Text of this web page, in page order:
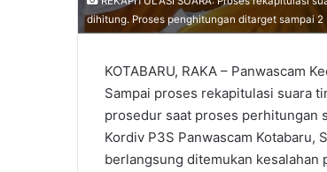
dihitung. Proses penghitungan ditarget sampai 2
KOTABARU, RAKA – Panwascam
Sampai proses rekapitulasi suara
prosedur saat proses perhitungan
Kordiv P3S Panwascam Kotabaru,
berlangsung ditemukan kesalahan